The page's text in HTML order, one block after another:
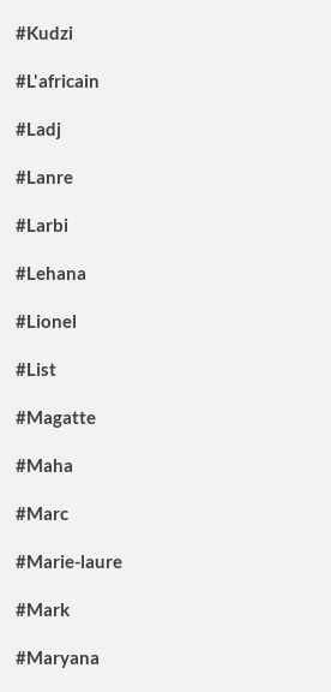
#Kudzi
#L'africain
#Ladj
#Lanre
#Larbi
#Lehana
#Lionel
#List
#Magatte
#Maha
#Marc
#Marie-laure
#Mark
#Maryana